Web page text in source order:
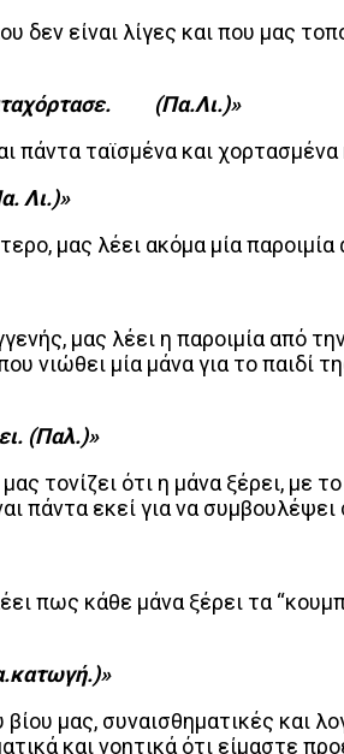
δεν είναι λίγες και που μας
(Πα.Λι.)»
πάντα ταϊσμένα και
Λι.)»
μας λέει ακόμα μία
μας λέει η παροιμία από
νιώθει μία μάνα για το παιδί
(Παλ.)»
τονίζει ότι η μάνα ξέρει, με
πάντα εκεί για να
πως κάθε μάνα ξέρει τα
μας, συναισθηματικές και
και νοητικά ότι είμαστε